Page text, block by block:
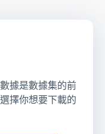
據是數據集的前
擇你想要下載的